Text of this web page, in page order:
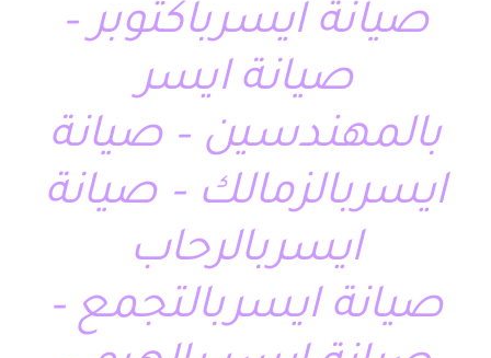
صيانة ايسرباكتوبر –
صيانة ايسر
بالمهندسين – صيانة
ايسربالزمالك – صيانة
ايسربالرحاب
صيانة ايسربالتجمع –